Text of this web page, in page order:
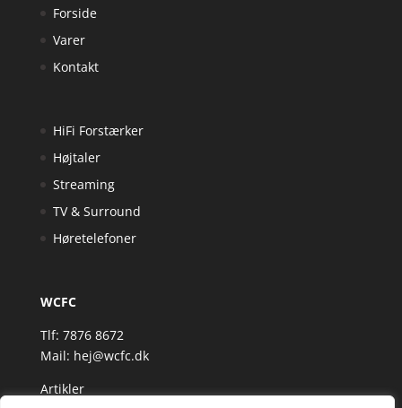
Forside
Varer
Kontakt
HiFi Forstærker
Højtaler
Streaming
TV & Surround
Høretelefoner
WCFC
Tlf: 7876 8672
Mail: hej@wcfc.dk
Artikler